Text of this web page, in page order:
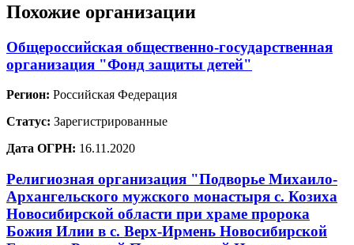
Похожие организации
Общероссийская общественно-государственная
организация "Фонд защиты детей"
Регион: Российская Федерация
Статус: Зарегистрированные
Дата ОГРН: 16.11.2020
Религиозная организация "Подворье Михаило-
Архангельского мужского монастыря с. Козиха
Новосибирской области при храме пророка
Божия Илии в с. Верх-Ирмень Новосибирской